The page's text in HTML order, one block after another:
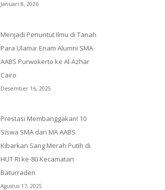
Januari 8, 2026
Menjadi Penuntut Ilmu di Tanah
Para Ulama: Enam Alumni SMA
AABS Purwokerto ke Al-Azhar
Cairo
Desember 16, 2025
Prestasi Membanggakan! 10
Siswa SMA dan MA AABS
Kibarkan Sang Merah Putih di
HUT RI ke-80 Kecamatan
Baturraden
Agustus 17, 2025